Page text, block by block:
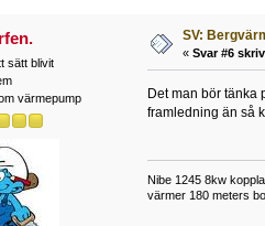
sätt blivit
värmepump
SV:
« Svar #6
Det man bör tänka
framledning än så
Nibe 1245 8kw
värmer 180 meters